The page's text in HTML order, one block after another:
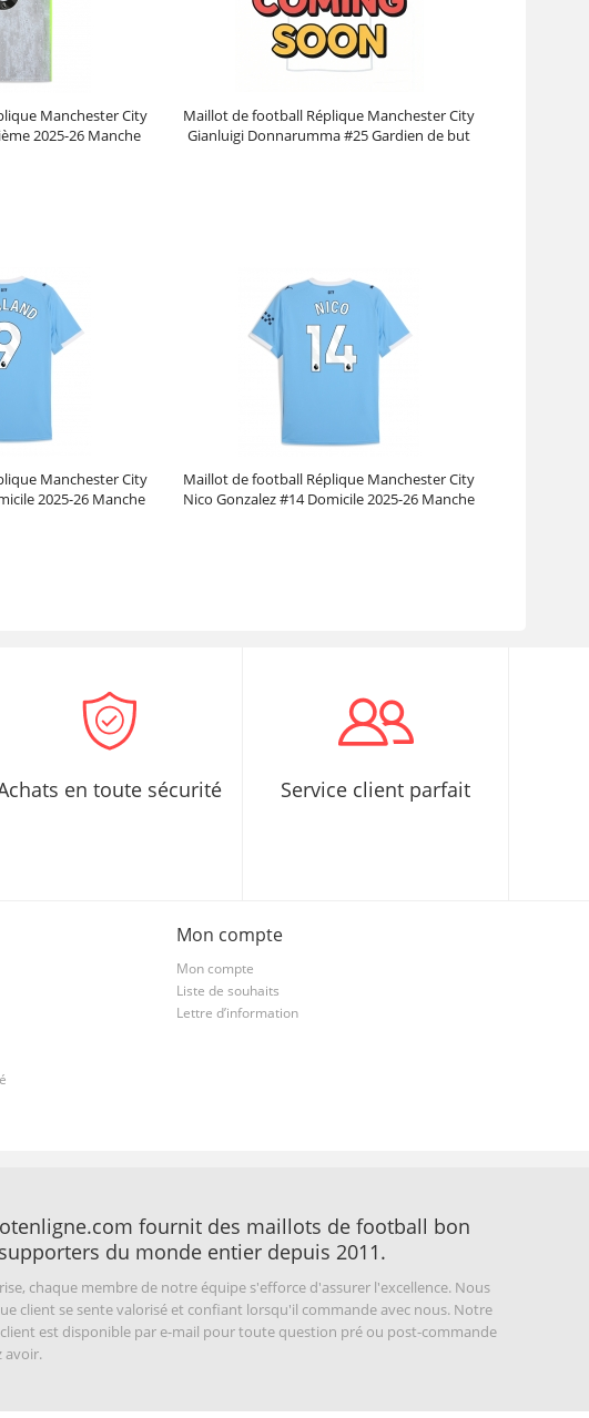
Manchester City
2025-26 Manche
Maillot de football Réplique Manchester City
Gianluigi Donnarumma #25 Gardien de but
Manchester City
2025-26 Manche
Maillot de football Réplique Manchester City
Nico Gonzalez #14 Domicile 2025-26 Manche
en toute sécurité Service client parfait
Mon compte
Mon compte
Liste de souhaits
Lettre d’information
fournit des maillots de football bon
du monde entier depuis 2011.
chaque membre de notre équipe s'efforce d'assurer l'excellence. Nous
client se sente valorisé et confiant lorsqu'il commande avec nous. Notre
est disponible par e-mail pour toute question pré ou post-commande
avoir.